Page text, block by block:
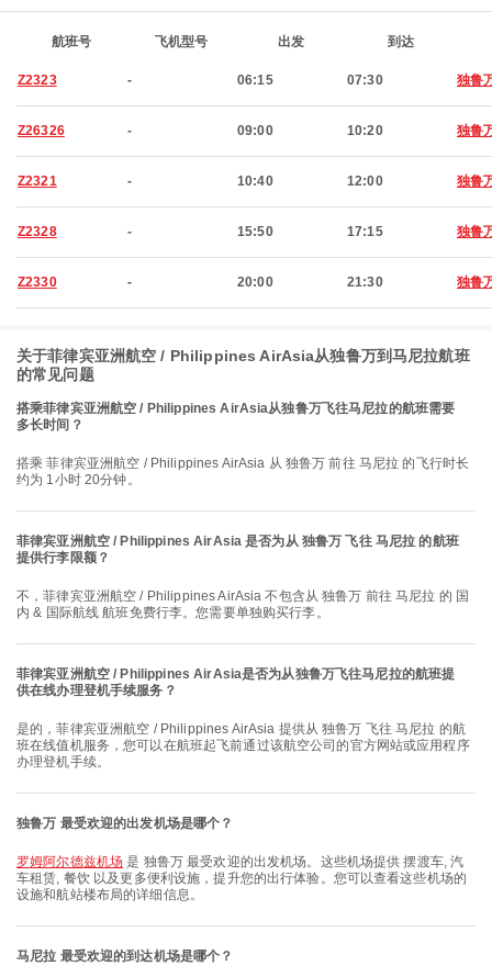
航班号 飞机型号 出发 到达
Z2323 - 06:15 07:30 独鲁
Z26326 - 09:00 10:20 独鲁
Z2321 - 10:40 12:00 独鲁
Z2328 - 15:50 17:15 独鲁
Z2330 - 20:00 21:30 独鲁
关于菲律宾亚洲航空 / Philippines AirAsia从独鲁万到马尼拉航班
的常见问题
搭乘菲律宾亚洲航空 / Philippines AirAsia从独鲁万飞往马尼拉的航班需要
多长时间？
搭乘 菲律宾亚洲航空 / Philippines AirAsia 从 独鲁万 前往 马尼拉 的飞行时长
约为 1小时 20分钟。
菲律宾亚洲航空 / Philippines AirAsia 是否为从 独鲁万 飞往 马尼拉 的航班
提供行李限额？
不，菲律宾亚洲航空 / Philippines AirAsia 不包含从 独鲁万 前往 马尼拉 的 国
内 & 国际航线 航班免费行李。您需要单独购买行李。
菲律宾亚洲航空 / Philippines AirAsia是否为从独鲁万飞往马尼拉的航班提
供在线办理登机手续服务？
是的，菲律宾亚洲航空 / Philippines AirAsia 提供从 独鲁万 飞往 马尼拉 的航
班在线值机服务，您可以在航班起飞前通过该航空公司的官方网站或应用程序
办理登机手续。
独鲁万 最受欢迎的出发机场是哪个？
罗姆阿尔德兹机场 是 独鲁万 最受欢迎的出发机场。这些机场提供 摆渡车, 汽
车租赁, 餐饮 以及更多便利设施，提升您的出行体验。您可以查看这些机场的
设施和航站楼布局的详细信息。
马尼拉 最受欢迎的到达机场是哪个？